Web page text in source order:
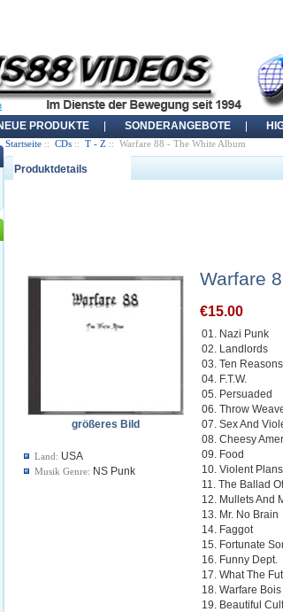
PRODUKTE SONDERANGEBOTE
Startseite :: CDs :: T - Z :: Warfare 88 - The White Album
Produktdetails
größeres Bild
Land: USA
Musik Genre: NS Punk
Warfare
€15.00
01. Nazi Punk
02. Landlords
03. Ten
04. F.T.W.
05. Persuaded
06. Throw
07. Sex And
08. Cheesy
09. Food
10. Violent Plans
11. The Ballad
12. Mullets And
13. Mr. No Brain
14. Faggot
15. Fortunate
16. Funny Dept.
17. What The
18. Warfare Bois
19. Beautiful